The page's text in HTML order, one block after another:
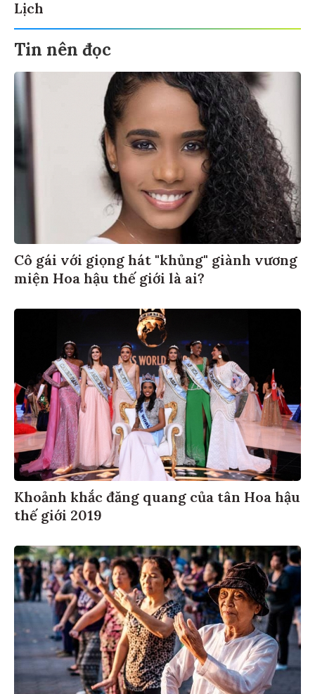
Lịch
Tin nên đọc
Cô gái với giọng hát "khủng" giành vương
miện Hoa hậu thế giới là ai?
Khoảnh khắc đăng quang của tân Hoa hậu
thế giới 2019